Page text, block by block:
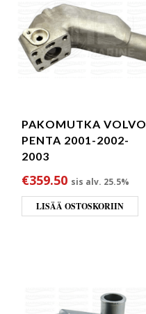
oli: €260.00.
on: €244.90.
PAKOMUTKA VOLVO
PENTA 2001-2002-
2003
€359.50 sis alv. 25.5%
LISÄÄ OSTOSKORIIN